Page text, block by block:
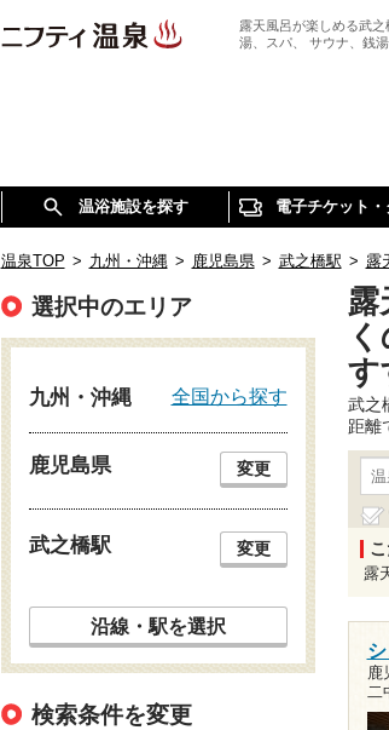
露天風呂が楽しめる武
湯、スパ、 サウナ、銭
温浴施設を探す 電子チケット
温泉TOP > 九州・沖縄 > 鹿児島県 > 武之橋駅 > 露
露
す
武之
距離
露
鹿
二
選択中のエリア
九州・沖縄 全国から探す
鹿児島県 変更
武之橋駅 変更
沿線・駅を選択
検索条件を変更